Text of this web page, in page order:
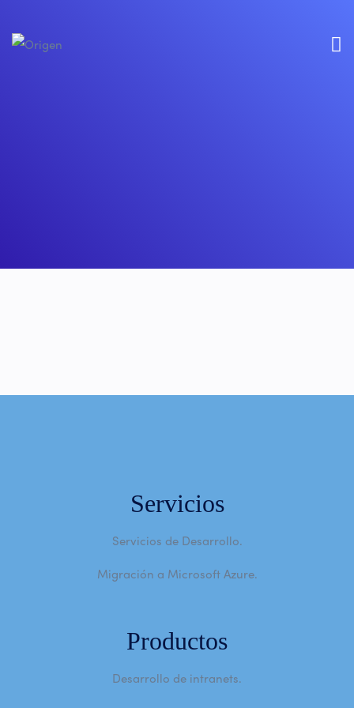
Servicios
Servicios de Desarrollo.
Migración a Microsoft Azure.
Productos
Desarrollo de intranets.